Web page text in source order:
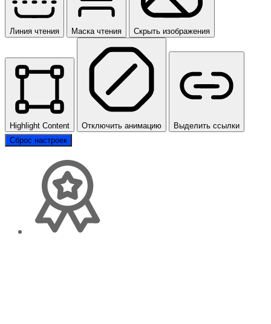
Линия чтения Маска чтения Скрыть изображения
Highlight Content Отключить анимацию
Выделить ссылки
Сброс настроек